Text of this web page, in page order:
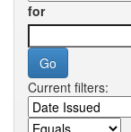
for
Current filters: